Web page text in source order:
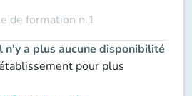
de formation n.1
n'y a plus aucune disponibilité
pour plus